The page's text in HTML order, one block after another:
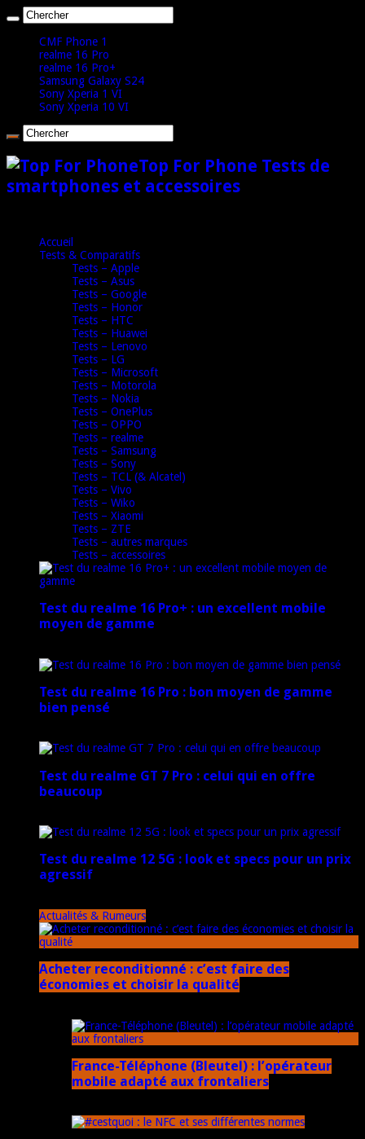
CMF Phone 1
realme 16 Pro
realme 16 Pro+
Samsung Galaxy S24
Sony Xperia 1 VI
Sony Xperia 10 VI
Top For Phone Tests de
smartphones et accessoires
Accueil
Tests & Comparatifs
Tests – Apple
Tests – Asus
Tests – Google
Tests – Honor
Tests – HTC
Tests – Huawei
Tests – Lenovo
Tests – LG
Tests – Microsoft
Tests – Motorola
Tests – Nokia
Tests – OnePlus
Tests – OPPO
Tests – realme
Tests – Samsung
Tests – Sony
Tests – TCL (& Alcatel)
Tests – Vivo
Tests – Wiko
Tests – Xiaomi
Tests – ZTE
Tests – autres marques
Tests – accessoires
Test du realme 16 Pro+ : un excellent mobile
moyen de gamme
Test du realme 16 Pro : bon moyen de gamme
bien pensé
Test du realme GT 7 Pro : celui qui en offre
beaucoup
Test du realme 12 5G : look et specs pour un prix
agressif
Actualités & Rumeurs
Acheter reconditionné : c’est faire des
économies et choisir la qualité
France-Téléphone (Bleutel) : l’opérateur
mobile adapté aux frontaliers